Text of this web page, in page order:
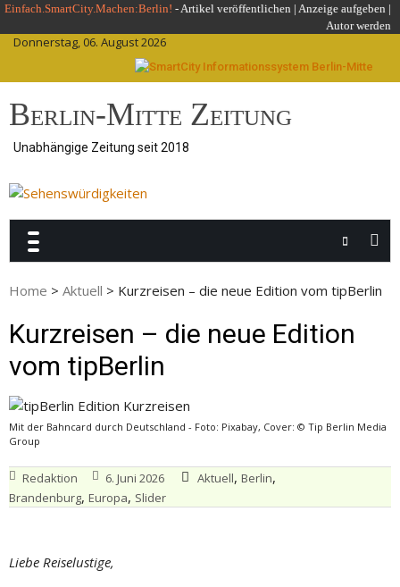
Skip
content
Einfach.SmartCity.Machen:Berlin! -Artikel veröffentlichen | Anzeige aufgeben |
Autor werden
Donnerstag, 06. August 2026
Berlin-Mitte Zeitung
Unabhängige Zeitung seit 2018
Home > Aktuell > Kurzreisen – die neue Edition vom tipBerlin
Kurzreisen – die neue Edition
vom tipBerlin
Mit der Bahncard durch Deutschland - Foto: Pixabay, Cover: © Tip Berlin Media
Group
Redaktion 6. Juni 2026 Aktuell, Berlin,
Brandenburg, Europa, Slider
Liebe Reiselustige,